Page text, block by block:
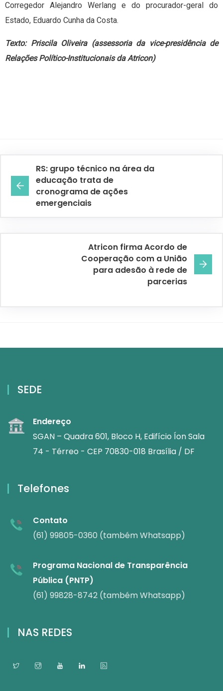
Corregedor Alejandro Werlang e do procurador-geral do
Estado, Eduardo Cunha da Costa.
Texto: Priscila Oliveira (assessoria da vice-presidência de
Relações Político-Institucionais da Atricon)
RS: grupo técnico na área da
educação trata de
cronograma de ações
emergenciais
Atricon firma Acordo de
Cooperação com a União
para adesão à rede de
parcerias
SEDE
Endereço
SGAN – Quadra 601, Bloco H, Edifício Íon Sala
74 - Térreo - CEP 70830-018 Brasília / DF
Telefones
Contato
(61) 99805-0360 (também Whatsapp)
Programa Nacional de Transparência
Pública (PNTP)
(61) 99828-8742 (também Whatsapp)
NAS REDES